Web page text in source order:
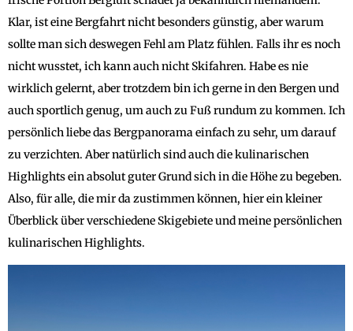
Klar, ist eine Bergfahrt nicht besonders günstig, aber warum
sollte man sich deswegen Fehl am Platz fühlen. Falls ihr es noch
nicht wusstet, ich kann auch nicht Skifahren. Habe es nie
wirklich gelernt, aber trotzdem bin ich gerne in den Bergen und
auch sportlich genug, um auch zu Fuß rundum zu kommen. Ich
persönlich liebe das Bergpanorama einfach zu sehr, um darauf
zu verzichten. Aber natürlich sind auch die kulinarischen
Highlights ein absolut guter Grund sich in die Höhe zu begeben.
Also, für alle, die mir da zustimmen können, hier ein kleiner
Überblick über verschiedene Skigebiete und meine persönlichen
kulinarischen Highlights.